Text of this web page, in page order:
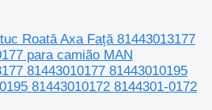
Roată Axa Față 81443013177
para camião MAN
81443010177 81443010195
81443010172 8144301-0172